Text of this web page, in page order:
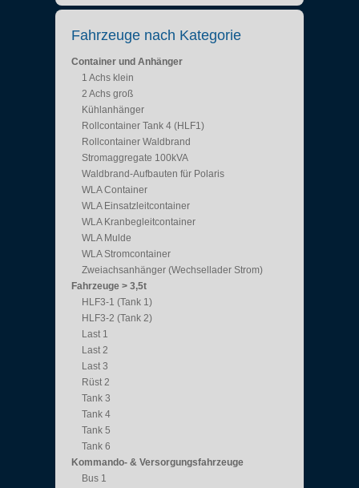
Fahrzeuge nach Kategorie
Container und Anhänger
1 Achs klein
2 Achs groß
Kühlanhänger
Rollcontainer Tank 4 (HLF1)
Rollcontainer Waldbrand
Stromaggregate 100kVA
Waldbrand-Aufbauten für Polaris
WLA Container
WLA Einsatzleitcontainer
WLA Kranbegleitcontainer
WLA Mulde
WLA Stromcontainer
Zweiachsanhänger (Wechsellader Strom)
Fahrzeuge > 3,5t
HLF3-1 (Tank 1)
HLF3-2 (Tank 2)
Last 1
Last 2
Last 3
Rüst 2
Tank 3
Tank 4
Tank 5
Tank 6
Kommando- & Versorgungsfahrzeuge
Bus 1